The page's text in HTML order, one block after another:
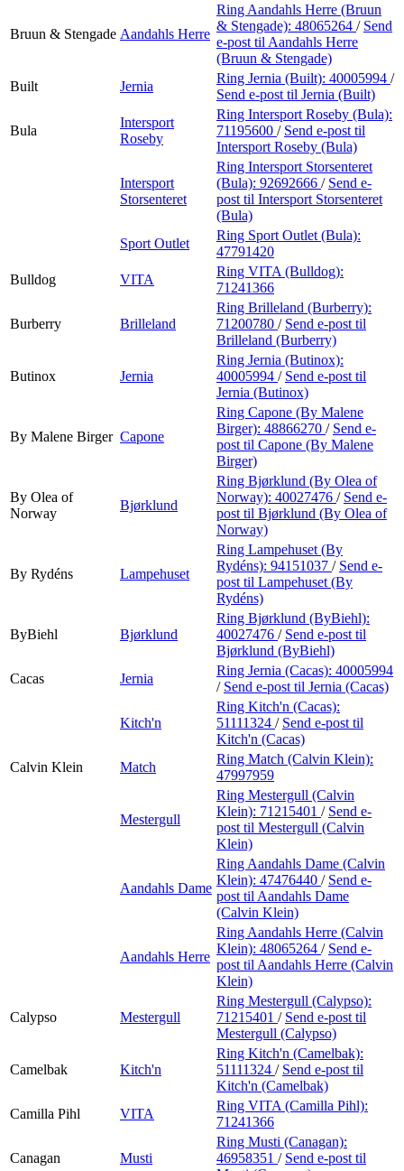
Bruun & Stengade Aandahls Herre
Ring Aandahls Herre (Bruun
& Stengade): 48065264 / Send
e-post til Aandahls Herre
(Bruun & Stengade)
Built
Jernia
Ring Jernia (Built): 40005994 /
Send e-post til Jernia (Built)
Bula
Intersport
Roseby
Ring Intersport Roseby (Bula):
71195600 / Send e-post til
Intersport Roseby (Bula)
Intersport
Storsenteret
Ring Intersport Storsenteret
(Bula): 92692666 / Send e-
post til Intersport Storsenteret
(Bula)
Sport Outlet
Ring Sport Outlet (Bula):
47791420
Bulldog
VITA
Ring VITA (Bulldog):
71241366
Burberry Brilleland
Ring Brilleland (Burberry):
71200780 / Send e-post til
Brilleland (Burberry)
Butinox Jernia
Ring Jernia (Butinox):
40005994 / Send e-post til
Jernia (Butinox)
By Malene Birger Capone
Ring Capone (By Malene
Birger): 48866270 / Send e-
post til Capone (By Malene
Birger)
By Olea of
Norway
Bjørklund
Ring Bjørklund (By Olea of
Norway): 40027476 / Send e-
post til Bjørklund (By Olea of
Norway)
By Rydéns Lampehuset
Ring Lampehuset (By
Rydéns): 94151037 / Send e-
post til Lampehuset (By
Rydéns)
ByBiehl Bjørklund
Ring Bjørklund (ByBiehl):
40027476 / Send e-post til
Bjørklund (ByBiehl)
Cacas
Jernia
Ring Jernia (Cacas): 40005994
/ Send e-post til Jernia (Cacas)
Kitch'n
Ring Kitch'n (Cacas):
51111324 / Send e-post til
Kitch'n (Cacas)
Calvin Klein
Match
Ring Match (Calvin Klein):
47997959
Mestergull
Ring Mestergull (Calvin
Klein): 71215401 / Send e-
post til Mestergull (Calvin
Klein)
Aandahls Dame
Ring Aandahls Dame (Calvin
Klein): 47476440 / Send e-
post til Aandahls Dame
(Calvin Klein)
Aandahls Herre
Ring Aandahls Herre (Calvin
Klein): 48065264 / Send e-
post til Aandahls Herre (Calvin
Klein)
Calypso Mestergull
Ring Mestergull (Calypso):
71215401 / Send e-post til
Mestergull (Calypso)
Camelbak Kitch'n
Ring Kitch'n (Camelbak):
51111324 / Send e-post til
Kitch'n (Camelbak)
Camilla Pihl
VITA
Ring VITA (Camilla Pihl):
71241366
Canagan Musti
Ring Musti (Canagan):
46958351 / Send e-post til